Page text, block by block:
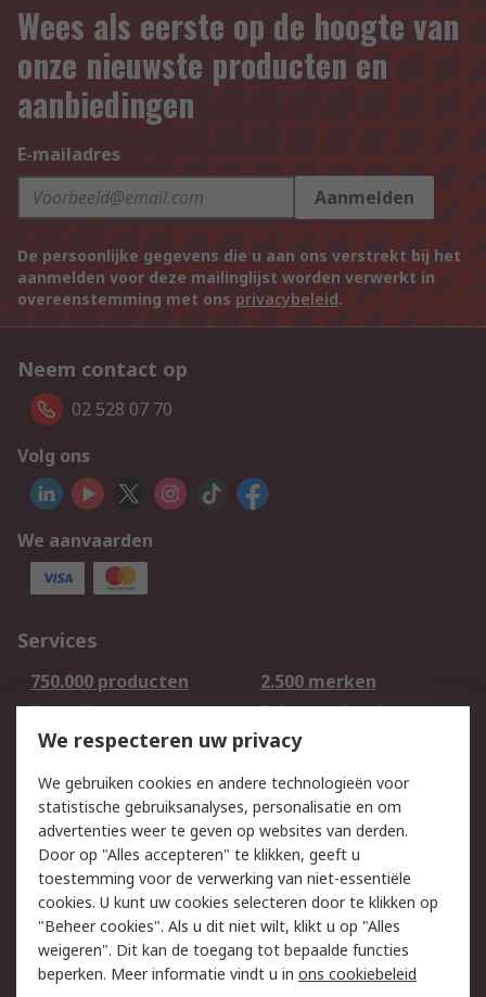
Wees als eerste op de hoogte van
onze nieuwste producten en
aanbiedingen
E-mailadres
Aanmelden
De persoonlijke gegevens die u aan ons verstrekt bij het
aanmelden voor deze mailinglijst worden verwerkt in
overeenstemming met ons privacybeleid.
Neem contact op
02 528 07 70
Volg ons
We aanvaarden
Services
750.000 producten
2.500 merken
Bestellen
Inkoopoplossingen
Retouren
Technisch advies
Track & Trace
Wettelijk
Cookiebeleid
Email veiligheid
Privacybeleid -
Bijgewerkt
Websitevoorwaarden
Algemene
verkoopvoorwaarden
We respecteren uw privacy
We gebruiken cookies en andere technologieën voor
statistische gebruiksanalyses, personalisatie en om
advertenties weer te geven op websites van derden.
Door op "Alles accepteren" te klikken, geeft u
toestemming voor de verwerking van niet-essentiële
cookies. U kunt uw cookies selecteren door te klikken op
"Beheer cookies". Als u dit niet wilt, klikt u op "Alles
weigeren". Dit kan de toegang tot bepaalde functies
beperken. Meer informatie vindt u in ons cookiebeleid